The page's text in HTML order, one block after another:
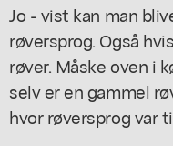
Jo - vist kan man
røversprog. Også
røver. Måske oven i
selv er en gammel
hvor røversprog var